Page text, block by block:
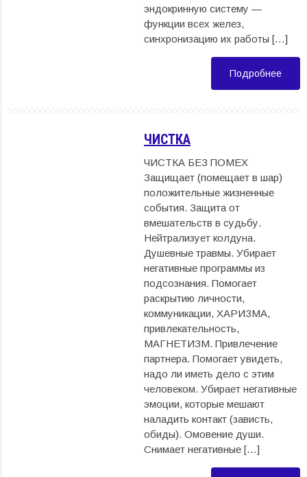
эндокринную систему —
функции всех желез,
синхронизацию их работы […]
Подробнее
ЧИСТКА
ЧИСТКА БЕЗ ПОМЕХ
Защищает (помещает в шар)
положительные жизненные
события. Защита от
вмешательств в судьбу.
Нейтрализует колдуна.
Душевные травмы. Убирает
негативные программы из
подсознания. Помогает
раскрытию личности,
коммуникации, ХАРИЗМА,
привлекательность,
МАГНЕТИЗМ. Привлечение
партнера. Помогает увидеть,
надо ли иметь дело с этим
человеком. Убирает негативные
эмоции, которые мешают
наладить контакт (зависть,
обиды). Омовение души.
Снимает негативные […]